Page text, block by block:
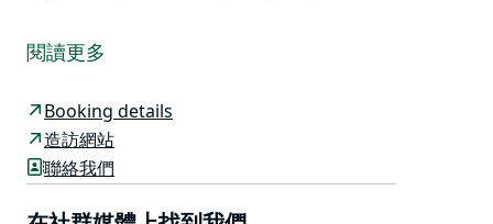
意、寵物友善的度假勝地嗎？ NRMA Tathra
Beachfront Holiday Park（原名 Tathra Beachside）是
散發著迷人的魅力，等待您來探索。
孩子們會愛上這裡，隨時準備到水上樂園、溫水泳池玩
耍，或是奔向沙灘。而對於那些童心未泯的大人們來說，
這裡也同樣精彩。您可以欣賞每週的現場音樂表演，也可
閱讀更多
Booking details
造訪網站
聯絡我們